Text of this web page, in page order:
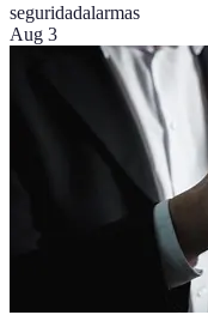
seguridadalarmas
Aug 3